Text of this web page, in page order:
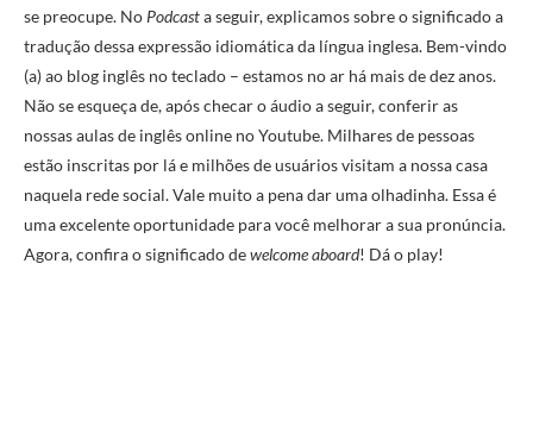
se preocupe. No Podcasta seguir, explicamos sobre o significado a
tradução dessa expressão idiomática da língua inglesa. Bem-vindo
(a) ao blog inglês no teclado – estamos no ar há mais de dez anos.
Não se esqueça de, após checar o áudio a seguir, conferir as
nossas aulas de inglês online no Youtube. Milhares de pessoas
estão inscritas por lá e milhões de usuários visitam a nossa casa
naquela rede social. Vale muito a pena dar uma olhadinha. Essa é
uma excelente oportunidade para você melhorar a sua pronúncia.
Agora, confira o significado dewelcome aboard! Dá o play!